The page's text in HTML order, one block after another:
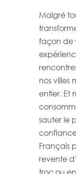
Malgré
façon de
nos villes
entier. Et
sauter le
Français
revente